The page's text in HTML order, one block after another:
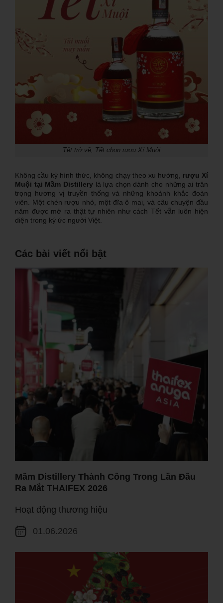
Tết trở về, Tết chọn rượu Xí Muội
Không cầu kỳ hình thức, không chạy theo xu hướng, rượu Xí
Muội tại Mầm Distillerylà lựa chọn dành cho những ai trân
trọng hương vị truyền thống và những khoảnh khắc đoàn
viên. Một chén rượu nhỏ, một đĩa ô mai, và câu chuyện đầu
năm được mở ra thật tự nhiên như cách Tết vẫn luôn hiện
diện trong ký ức người Việt.
Các bài viết nổi bật
Hoạt động thương hiệu
Mầm Distillery Thành Công Trong Lần Đầu
Ra Mắt THAIFEX 2026
01.06.2026